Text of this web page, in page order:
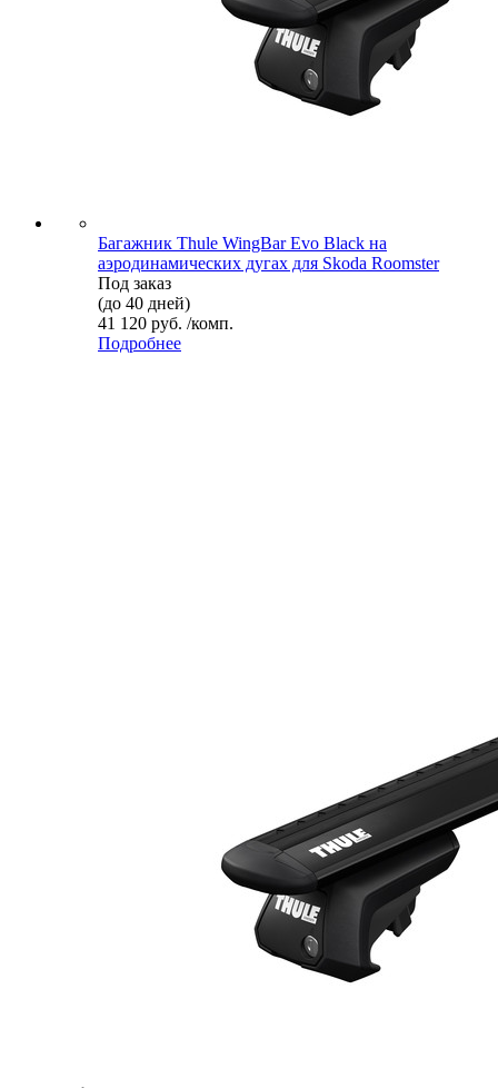
Багажник Thule WingBar Evo Black на
аэродинамических дугах для Skoda Roomster
Под заказ
(до 40 дней)
41 120 руб. /комп.
Подробнее